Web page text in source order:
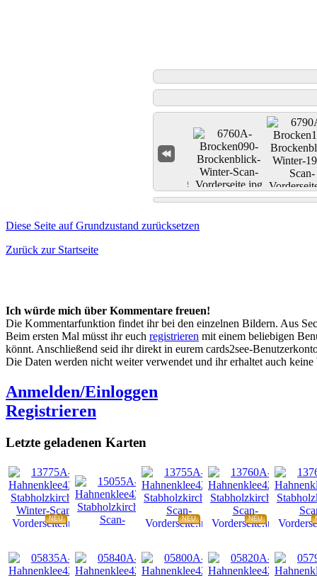
Diese Seite auf Grundzustand zurücksetzen
Zurück zur Startseite
Ich würde mich über Kommentare freuen!
Die Kommentarfunktion findet ihr bei den einzelnen Bildern. Aus
Beim ersten Mal müsst ihr euch registrieren mit einem beliebigen
könnt. Anschließend seid ihr direkt in eurem cards2see-
Die Daten werden nicht weiter verwendet und ihr erhaltet auch
Anmelden/Einloggen
Registrieren
Letzte geladenen Karten
NEU NEU NEU